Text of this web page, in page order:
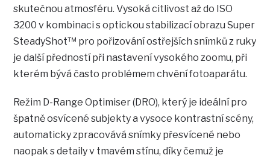
skutečnou atmosféru. Vysoká citlivost až do ISO
3200 v kombinaci s optickou stabilizací obrazu Super
SteadyShot™ pro pořizování ostřejších snímků z ruky
je další předností při nastavení vysokého zoomu, při
kterém bývá často problémem chvění fotoaparátu.
Režim D-Range Optimiser (DRO), který je ideální pro
špatně osvícené subjekty a vysoce kontrastní scény,
automaticky zpracovává snímky přesvícené nebo
naopak s detaily v tmavém stínu, díky čemuž je